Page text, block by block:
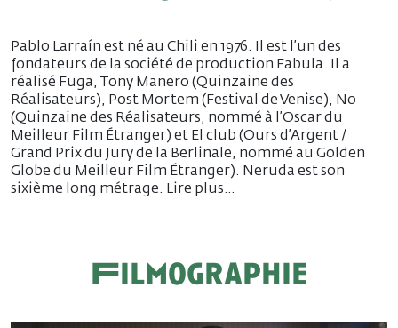
Pablo Larraín est né au Chili en 1976. Il est l’un des
fondateurs de la société de production Fabula. Il a
réalisé Fuga, Tony Manero (Quinzaine des
Réalisateurs), Post Mortem (Festival de Venise), No
(Quinzaine des Réalisateurs, nommé à l’Oscar du
Meilleur Film Étranger) et El club (Ours d’Argent /
Grand Prix du Jury de la Berlinale, nommé au Golden
Globe du Meilleur Film Étranger). Neruda est son
sixième long métrage. Lire plus…
Filmographie